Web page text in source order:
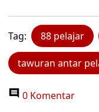
Tag: 88 pelajar
tawuran antar
0 Komentar